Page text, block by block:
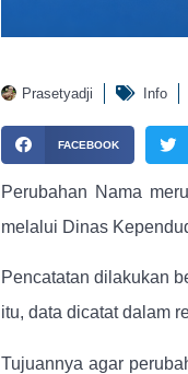
Prasetyadji Info
FACEBOOK
Perubahan Nama
melalui Dinas
Pencatatan dilakukan
itu, data dicatat dalam
Tujuannya agar